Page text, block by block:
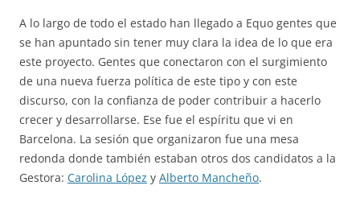
A lo largo de todo el estado han llegado a Equo gentes que
se han apuntado sin tener muy clara la idea de lo que era
este proyecto. Gentes que conectaron con el surgimiento
de una nueva fuerza política de este tipo y con este
discurso, con la confianza de poder contribuir a hacerlo
crecer y desarrollarse. Ese fue el espíritu que vi en
Barcelona. La sesión que organizaron fue una mesa
redonda donde también estaban otros dos candidatos a la
Gestora: Carolina López y Alberto Mancheño.